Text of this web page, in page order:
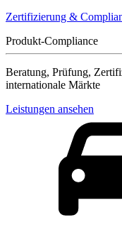
Zertifizierung &
Produkt-Compliance
Beratung, Prüfung,
internationale Märkte
Leistungen ansehen